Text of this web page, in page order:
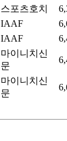
스포츠호치
IAAF
IAAF
마이니치신
문
마이니치신
문